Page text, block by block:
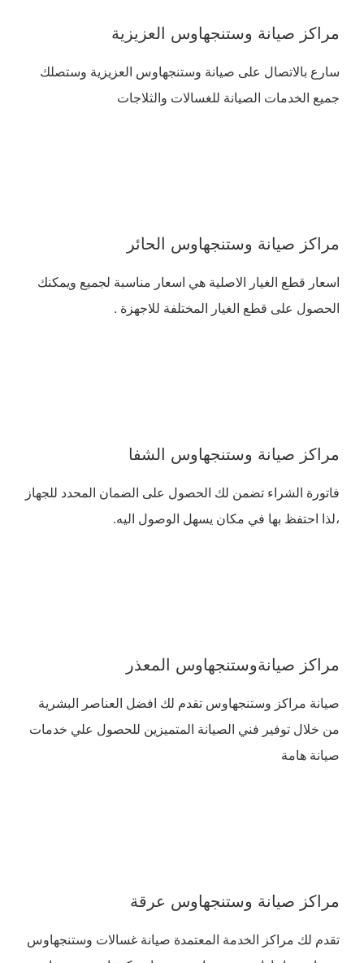
مراكز صيانة وستنجهاوس العزيزية
سارع بالاتصال على صيانة وستنجهاوس العزيزية وستصلك
جميع الخدمات الصيانة للغسالات والثلاجات
مراكز صيانة وستنجهاوس الحائر
اسعار قطع الغيار الاصلية هي اسعار مناسبة لجميع ويمكنك
الحصول على قطع الغيار المختلفة للاجهزة .
مراكز صيانة وستنجهاوس الشفا
فاتورة الشراء تضمن لك الحصول على الضمان المحدد للجهاز
،لذا احتفظ بها في مكان يسهل الوصول اليه.
مراكز صيانةوستنجهاوس المعذر
صيانة مراكز وستنجهاوس تقدم لك افضل العناصر البشرية
من خلال توفير فني الصيانة المتميزين للحصول علي خدمات
صيانة هامة
مراكز صيانة وستنجهاوس عرقة
تقدم لك مراكز الخدمة المعتمدة صيانة غسالات وستنجهاوس